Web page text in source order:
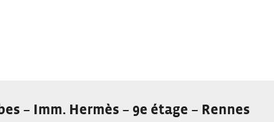
– Imm. Hermès – 9e étage – Rennes